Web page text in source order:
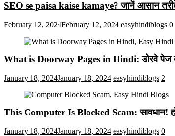
SEO se paisa kaise kamaye? जानें आसान
February 12, 2024February 12, 2024 easyhindiblogs 0
What is Doorway Pages in Hindi: डोरवे पेज
January 18, 2024January 18, 2024 easyhindiblogs 2
This Computer Is Blocked Scam: सावधान!
January 18, 2024January 18, 2024 easyhindiblogs 0